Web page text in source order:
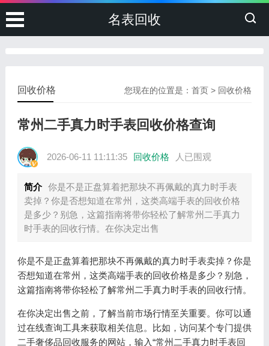
名表回收
您现在的位置是：首页 > 回收价格
回收价格
常州二手真力时手表回收价格查询
2026-06-11 11:11:35 回收价格 人已围观
简介 你是不是正盘算着把那块不再佩戴的真力时手表
卖掉？你是否想知道在常州，这类高端手表的回收价格
是多少？别急，这篇指南将带你轻松了解常州二手真力
时手表的回收行情。在你决定出售
你是不是正盘算着把那块不再佩戴的真力时手表卖掉？你是
否想知道在常州，这类高端手表的回收价格是多少？别急，
这篇指南将带你轻松了解常州二手真力时手表的回收行情。
在你决定出售之前，了解当前市场行情至关重要。你可以通
过在线查询工具来获取相关信息。比如，访问某个专门提供
二手奢侈品回收服务的网站，输入“常州二手真力时手表回